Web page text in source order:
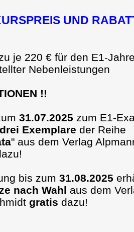
UND
je 220 € für den E1-
Nebenleistungen
!!
31.07.2025 zum E1-
Exemplare der Reihe
" aus dem Verlag
bis zum 31.08.2025
nach Wahl aus dem
gratis dazu!